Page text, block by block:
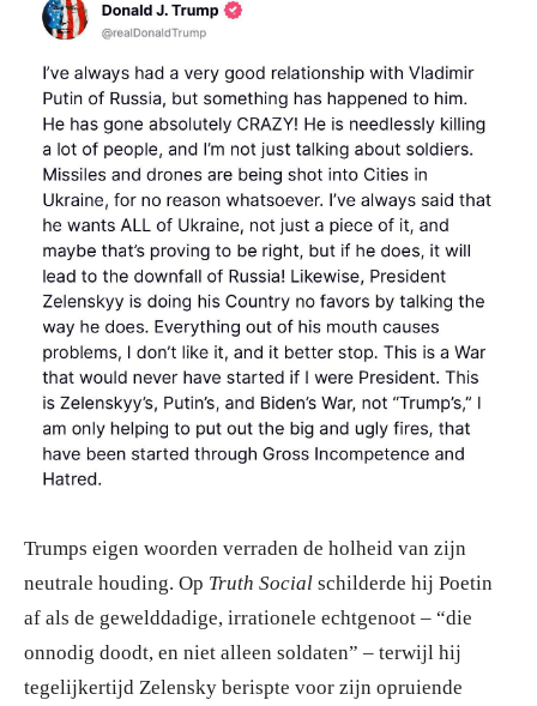
Trumps eigen woorden verraden de holheid van zijn
neutrale houding. Op Truth Social schilderde hij Poetin
af als de gewelddadige, irrationele echtgenoot – “die
onnodig doodt, en niet alleen soldaten” – terwijl hij
tegelijkertijd Zelensky berispte voor zijn opruiende